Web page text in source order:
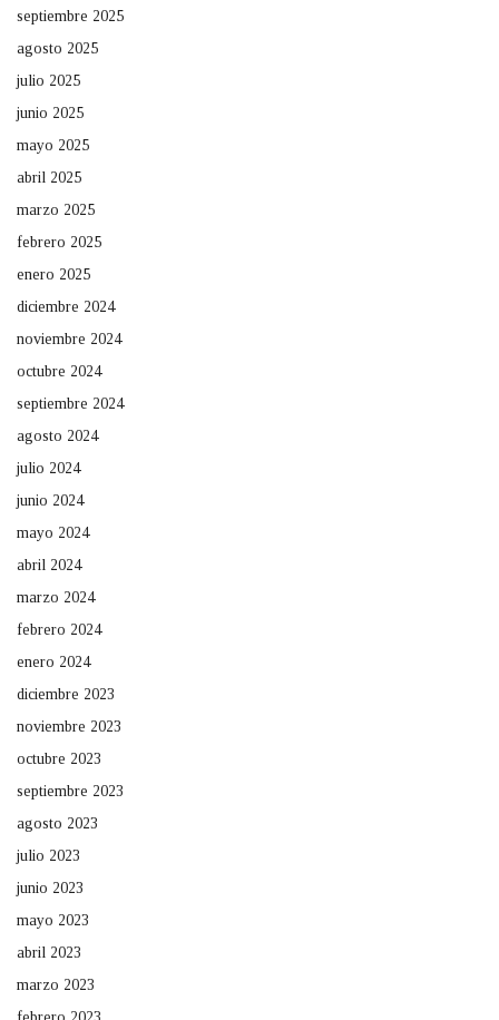
septiembre 2025
agosto 2025
julio 2025
junio 2025
mayo 2025
abril 2025
marzo 2025
febrero 2025
enero 2025
diciembre 2024
noviembre 2024
octubre 2024
septiembre 2024
agosto 2024
julio 2024
junio 2024
mayo 2024
abril 2024
marzo 2024
febrero 2024
enero 2024
diciembre 2023
noviembre 2023
octubre 2023
septiembre 2023
agosto 2023
julio 2023
junio 2023
mayo 2023
abril 2023
marzo 2023